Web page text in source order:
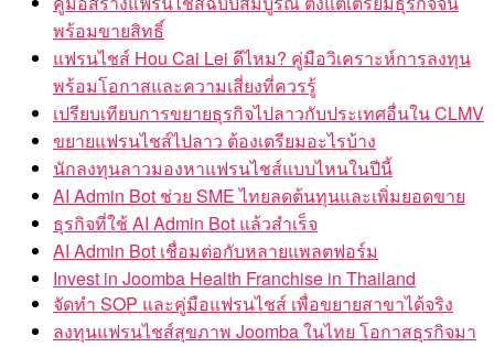
พร้อมขายสิทธิ์
แฟรนไชส์ Hou Cai Lei ดีไหม? คู่มือวิเคราะห์การลงทุน
พร้อมโอกาสและความเสี่ยงที่ควรรู้
เปรียบเทียบการขยายธุรกิจไปลาวกับประเทศอื่นใน CLMV
ขยายแฟรนไชส์ไปลาว ต้องเตรียมอะไรบ้าง
นักลงทุนลาวมองหาแฟรนไชส์แบบไหนในปีนี้
AI Admin Bot ช่วย SME ไทยลดต้นทุนและเพิ่มยอดขาย
ธุรกิจที่ใช้ AI Admin Bot แล้วสำเร็จ
AI Admin Bot เชื่อมต่อกับหลายแพลตฟอร์ม
Invest in Joomba Health Franchise in Thailand
จัดทำ SOP และคู่มือแฟรนไชส์ เพื่อขยายสาขาได้จริง
ลงทุนแฟรนไชส์สุขภาพ Joomba ในไทย โอกาสธุรกิจมา